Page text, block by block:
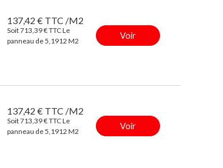
137,42 € TTC /M2
Soit 713,39 € TTC Le
panneau de 5,1912 M2
Voir
137,42 € TTC /M2
Soit 713,39 € TTC Le
panneau de 5,1912 M2
Voir